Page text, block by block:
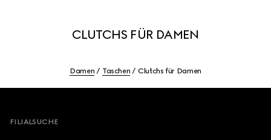
CLUTCHS FÜR DAMEN
Damen Taschen Clutchs für Damen
FILIALSUCHE